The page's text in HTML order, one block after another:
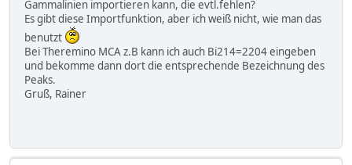
Gammalinien importieren kann, die evtl.fehlen?
Es gibt diese Importfunktion, aber ich weiß nicht, wie man das
benutzt
Bei Theremino MCA z.B kann ich auch Bi214=2204 eingeben
und bekomme dann dort die entsprechende Bezeichnung des
Peaks.
Gruß, Rainer